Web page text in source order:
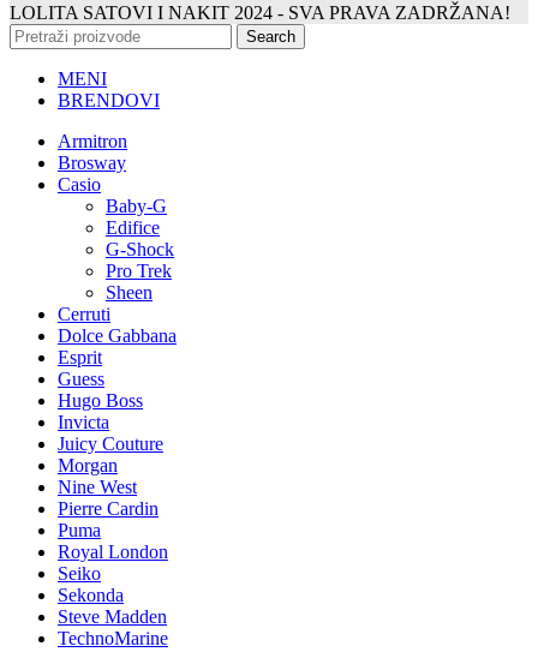
LOLITA SATOVI I NAKIT 2024 - SVA PRAVA ZADRŽANA!
Search
MENI
BRENDOVI
Armitron
Brosway
Casio
Baby-G
Edifice
G-Shock
Pro Trek
Sheen
Cerruti
Dolce Gabbana
Esprit
Guess
Hugo Boss
Invicta
Juicy Couture
Morgan
Nine West
Pierre Cardin
Puma
Royal London
Seiko
Sekonda
Steve Madden
TechnoMarine